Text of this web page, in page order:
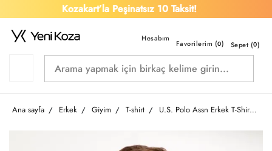
Kozakart’la Peşinatsız 10 Taksit!
Favorilerim (0) Sepet (0)
Ana sayfa Erkek Giyim T-shirt U.S. Polo Assn Erkek T-Shirt 2084588 Geartıy025